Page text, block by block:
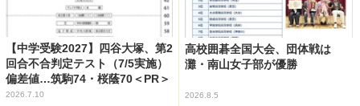
【中学受験2027】四谷大塚、第2
回合不合判定テスト（7/5実施）
偏差値…筑駒74・桜蔭70＜PR＞
2026.7.10
高校囲碁全国大会、団体戦は
灘・南山女子部が優勝
2026.8.5